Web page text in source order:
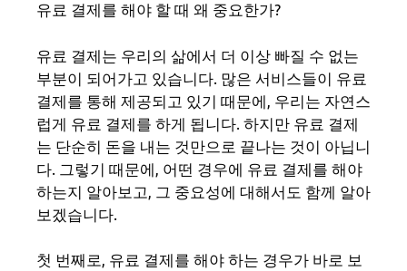
유료 결제를 해야 할 때 왜 중요한가?
유료 결제는 우리의 삶에서 더 이상 빠질 수 없는
부분이 되어가고 있습니다. 많은 서비스들이 유료
결제를 통해 제공되고 있기 때문에, 우리는 자연스
럽게 유료 결제를 하게 됩니다. 하지만 유료 결제
는 단순히 돈을 내는 것만으로 끝나는 것이 아닙니
다. 그렇기 때문에, 어떤 경우에 유료 결제를 해야
하는지 알아보고, 그 중요성에 대해서도 함께 알아
보겠습니다.
첫 번째로, 유료 결제를 해야 하는 경우가 바로 보